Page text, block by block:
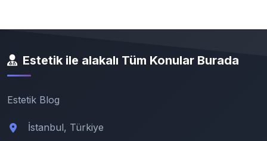
Estetik ile alakalı Tüm Konular Burada
Estetik Blog
İstanbul, Türkiye